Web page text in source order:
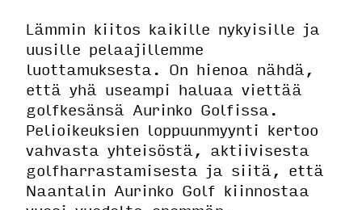
Lämmin kiitos kaikille nykyisille ja
uusille pelaajillemme
luottamuksesta. On hienoa nähdä,
että yhä useampi haluaa viettää
golfkesänsä Aurinko Golfissa.
Pelioikeuksien loppuunmyynti kertoo
vahvasta yhteisöstä, aktiivisesta
golfharrastamisesta ja siitä, että
Naantalin Aurinko Golf kiinnostaa